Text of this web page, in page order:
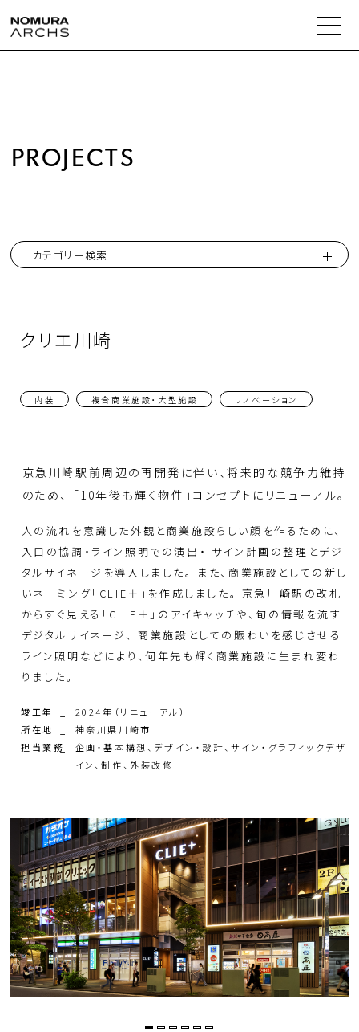
トップメッセージ
ミッション・ビジョン・バリュー
CSR
組織図
ニュース
お問い合わせ
PROJECTS
カテゴリー検索
クリエ川崎
内装 複合商業施設・大型施設 リノベーション
京急川崎駅前周辺の再開発に伴い、将来的な競争力維持
のため、 「10年後も輝く物件」コンセプトにリニューアル。
人の流れを意識した外観と商業施設らしい顔を作るために、
入口の協調・ライン照明での演出・ サイン計画の整理とデジ
タルサイネージを導入しました。 また、商業施設としての新し
いネーミング「CLIE＋」を作成しました。 京急川崎駅の改札
からすぐ見える「CLIE＋」のアイキャッチや、旬の情報を流す
デジタルサイネージ、 商業施設としての賑わいを感じさせる
ライン照明などにより、何年先も輝く商業施設に生まれ変わ
りました。
竣工年
2024年（リニューアル）
所在地
神奈川県川崎市
担当業務
企画・基本構想、デザイン・設計、サイン・グラフィックデザ
イン、制作、外装改修